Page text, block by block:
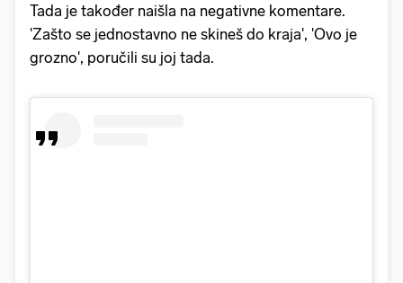
Tada je također naišla na negativne komentare.
'Zašto se jednostavno ne skineš do kraja', 'Ovo je
grozno', poručili su joj tada.